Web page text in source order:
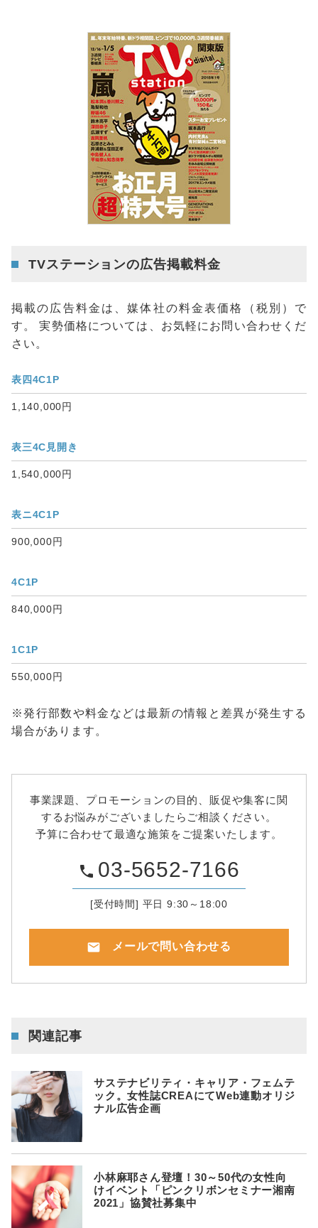
TVステーションの広告掲載料金
掲載の広告料金は、媒体社の料金表価格（税別）で
す。 実勢価格については、お気軽にお問い合わせくだ
さい。
表四4C1P
1,140,000円
表三4C見開き
1,540,000円
表ニ4C1P
900,000円
4C1P
840,000円
1C1P
550,000円
※発行部数や料金などは最新の情報と差異が発生する
場合があります。
事業課題、プロモーションの目的、販促や集客に関
するお悩みがございましたらご相談ください。
予算に合わせて最適な施策をご提案いたします。
phone 03-5652-7166
[受付時間] 平日 9:30～18:00
mail メールで問い合わせる
関連記事
サステナビリティ・キャリア・フェムテ
ック。女性誌CREAにてWeb連動オリジ
ナル広告企画
小林麻耶さん登壇！30～50代の女性向
けイベント「ピンクリボンセミナー湘南
2021」協賛社募集中